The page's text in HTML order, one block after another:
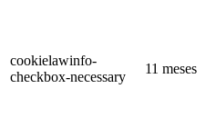
cookielawinfo-
checkbox-necessary
11 meses